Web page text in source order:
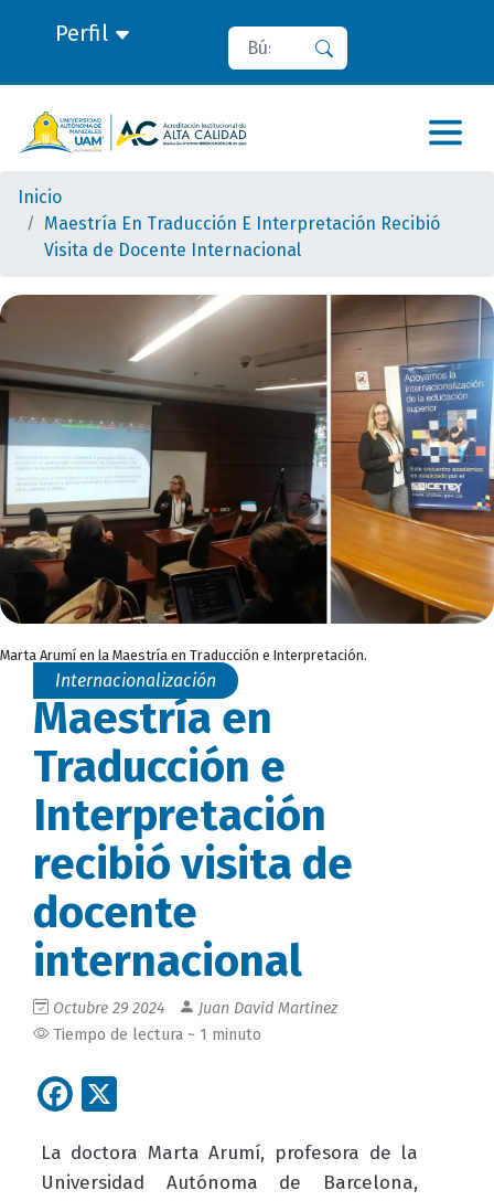
Perfil Buscar
Inicio
Maestría En Traducción E Interpretación Recibió
Visita de Docente Internacional
Marta Arumí en la Maestría en Traducción e Interpretación.
Internacionalización
Maestría en
Traducción e
Interpretación
recibió visita de
docente
internacional
Octubre 29 2024
Juan David Martinez
Tiempo de lectura ~ 1 minuto
Facebook
La doctora Marta Arumí, profesora de la
Universidad Autónoma de Barcelona,